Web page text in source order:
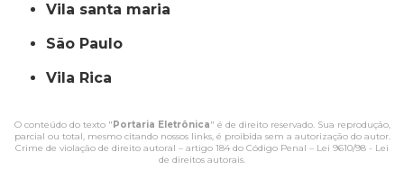
vila santa maria
São Paulo
Vila Rica
O conteúdo do texto " Portaria Eletrônica" é de direito reservado. Sua reprodução,
parcial ou total, mesmo citando nossos links, é proibida sem a autorização do autor.
Crime de violação de direito autoral – artigo 184 do Código Penal – Lei 9610/98 - Lei
de direitos autorais.